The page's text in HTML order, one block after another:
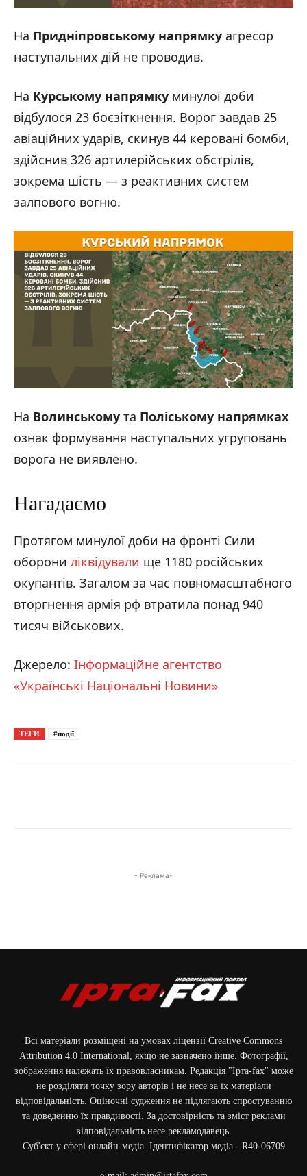
На Придніпровському напрямку агресор
наступальних дій не проводив.
На Курському напрямку минулої доби
відбулося 23 боєзіткнення. Ворог завдав 25
авіаційних ударів, скинув 44 керовані бомби,
здійснив 326 артилерійських обстрілів,
зокрема шість — з реактивних систем
залпового вогню.
На Волинському та Поліському напрямках
ознак формування наступальних угруповань
ворога не виявлено.
Нагадаємо
Протягом минулої доби на фронті Сили
оборони ліквідували ще 1180 російських
окупантів. Загалом за час повномасштабного
вторгнення армія рф втратила понад 940
тисяч військових.
Джерело: Інформаційне агентство
«Українські Національні Новини»
ТЕГИ #події
- Реклама-
Всі матеріали розміщені на умовах ліцензії Creative Commons
Attribution 4.0 International, якщо не зазначено інше. Фотографії,
зображення належать їх правовласникам. Редакція "Ірта-fax" може
не розділяти точку зору авторів і не несе за їх матеріали
відповідальність. Оціночні судження не підлягають спростуванню
та доведенню їх правдивості. За достовірність та зміст реклами
відповідальність несе рекламодавець.
Cуб'єкт у сфері онлайн-медіа. Ідентифікатор медіа - R40-06709